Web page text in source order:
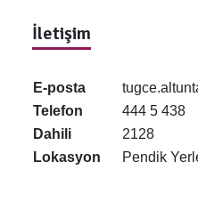
İletişim
E-posta
Telefon
444 5 438
Dahili
2128
Lokasyon
Pendik